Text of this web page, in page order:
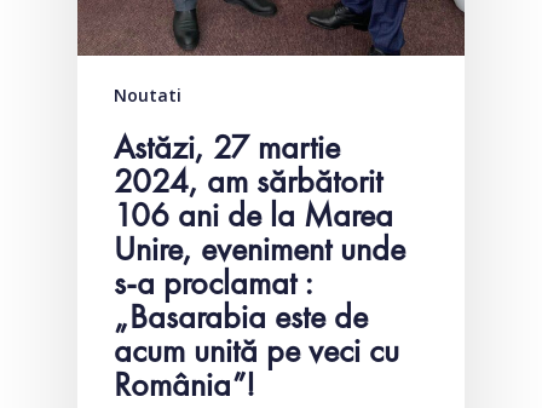
Noutati
Astăzi, 27 martie
2024, am sărbătorit
106 ani de la Marea
Unire, eveniment unde
s-a proclamat :
„Basarabia este de
acum unită pe veci cu
România”!